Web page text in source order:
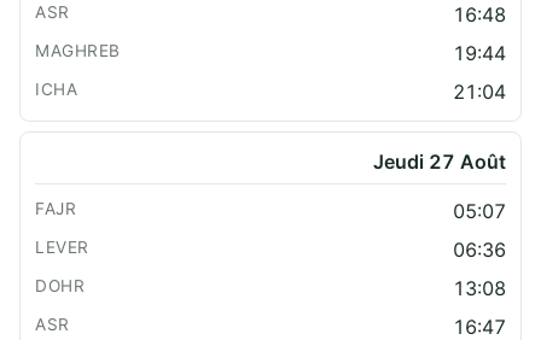
16:48
19:44
21:04
Jeudi 27 Août
05:07
06:36
13:08
16:47